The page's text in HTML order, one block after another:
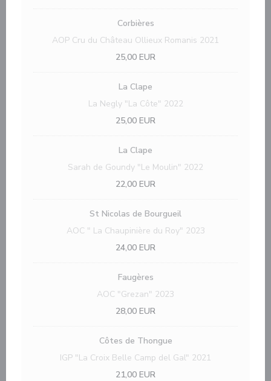
Corbières
AOP Cru du Château Ollieux Romanis 2021
25,00 EUR
La Clape
La Negly "La Côte" 2022
25,00 EUR
La Clape
Sarah de Goundy "Le Moulin" 2022
22,00 EUR
St Nicolas de Bourgueil
AOC " La Chaupinière du Roy" 2023
24,00 EUR
Faugères
AOC "Grezan" 2023
28,00 EUR
Côtes de Thongue
IGP "La Croix Belle Camp del Gal" 2021
21,00 EUR